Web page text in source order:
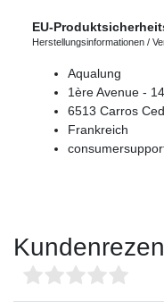
EU-
Herstellungsinformationen /
Aqualung
1ère Avenue -
6513 Carros
Frankreich